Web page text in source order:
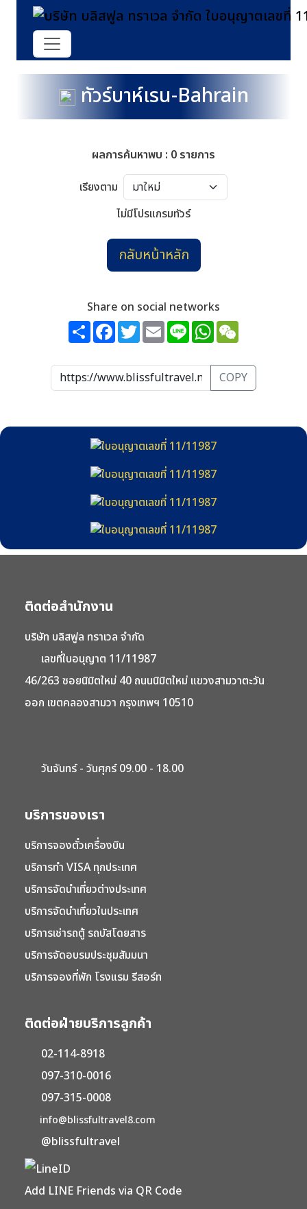
ทัวร์บาห์เรน-Bahrain
ผลการค้นหาพบ : 0 รายการ
เรียงตาม
ไม่มีโปรแกรมทัวร์
กลับหน้าหลัก
Share on social networks
ShareFacebook
TwitterEmailLine WhatsApp
COPY
ติดต่อสำนักงาน
บริษัท บลิสฟูล ทราเวล จำกัด
เลขที่ใบอนุญาต 11/11987
46/263 ซอยนิมิตใหม่ 40 ถนนนิมิตใหม่ แขวงสามวาตะวัน
ออก เขตคลองสามวา กรุงเทพฯ 10510
วันจันทร์ - วันศุกร์ 09.00 - 18.00
บริการของเรา
บริการจองตั๋วเครื่องบิน
บริการทำ VISA ทุกประเทศ
บริการจัดนำเที่ยวต่างประเทศ
บริการจัดนำเที่ยวในประเทศ
บริการเช่ารถตู้ รถบัสโดยสาร
บริการจัดอบรมประชุมสัมมนา
บริการจองที่พัก โรงแรม รีสอร์ท
ติดต่อฝ่ายบริการลูกค้า
02-114-8918
097-310-0016
097-315-0008
info@blissfultravel8.com
@blissfultravel
Add LINE Friends via QR Code